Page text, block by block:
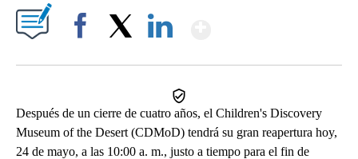
Después de un cierre de cuatro años, el Children's Discovery
Museum of the Desert (CDMoD) tendrá su gran reapertura hoy,
24 de mayo, a las 10:00 a. m., justo a tiempo para el fin de